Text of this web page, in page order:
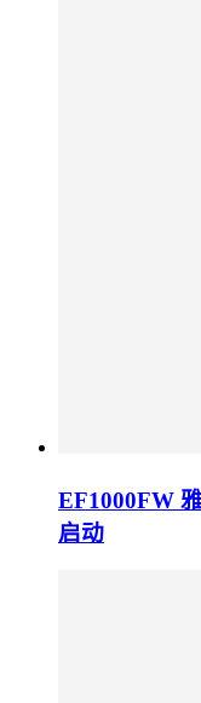
EF1000FW
启动